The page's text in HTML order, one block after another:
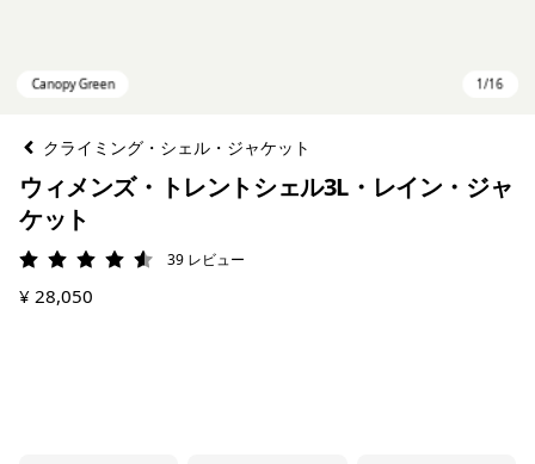
クライミング・シェル・ジャケット
ウィメンズ・トレントシェル3L・レイン・ジャ
ケット
評価: 4.6 / 5
39 レビュー
¥ 28,050